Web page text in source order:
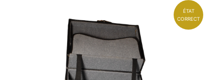
ÉTAT
CORRECT